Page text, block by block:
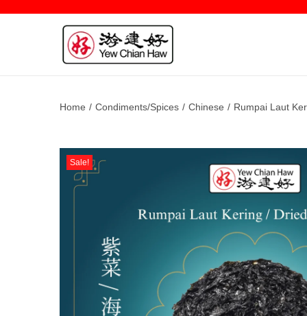
Home / Condiments/Spices / Chinese / Rumpai Laut
Sale!